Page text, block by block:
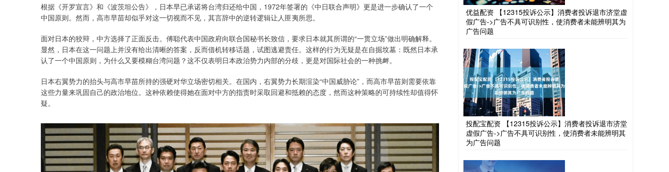
根据《开罗宣言》和《波茨坦公告》，日本早已承诺将台湾归还给中国，1972年签署的《中日联合声明》更是进一步确认了一个
中国原则。然而，高市早苗却似乎对这一切视而不见，其言辞中的逆转逻辑让人匪夷所思。
面对日本的狡辩，中方选择了正面反击。傅聪代表中国政府向联合国秘书长致信，要求日本就其所谓的“一贯立场”做出明确解释。
显然，日本在这一问题上并没有给出清晰的答案，反而借机转移话题，试图逃避责任。这样的行为无疑是在自掘坟墓：既然日本承
认了一个中国原则，为什么又要模糊台湾问题？这不仅表明日本政治势力内部的分歧，更是对国际社会的一种挑衅。
日本右翼势力的抬头与高市早苗所持的强硬对华立场密切相关。在国内，右翼势力长期渲染“中国威胁论”，而高市早苗则需要依靠
这些力量来巩固自己的政治地位。这种依赖使得她在面对中方的指责时采取回避和抵赖的态度，然而这种策略的可持续性却值得怀
疑。
优益配资 【12315投诉公示】消费者投诉退市济堂虚
假广告->广告不具可识别性，使消费者未能辨明其为
广告问题
投配宝配资 【12315投诉公示】消费者投诉退市济堂
虚假广告->广告不具可识别性，使消费者未能辨明其
为广告问题